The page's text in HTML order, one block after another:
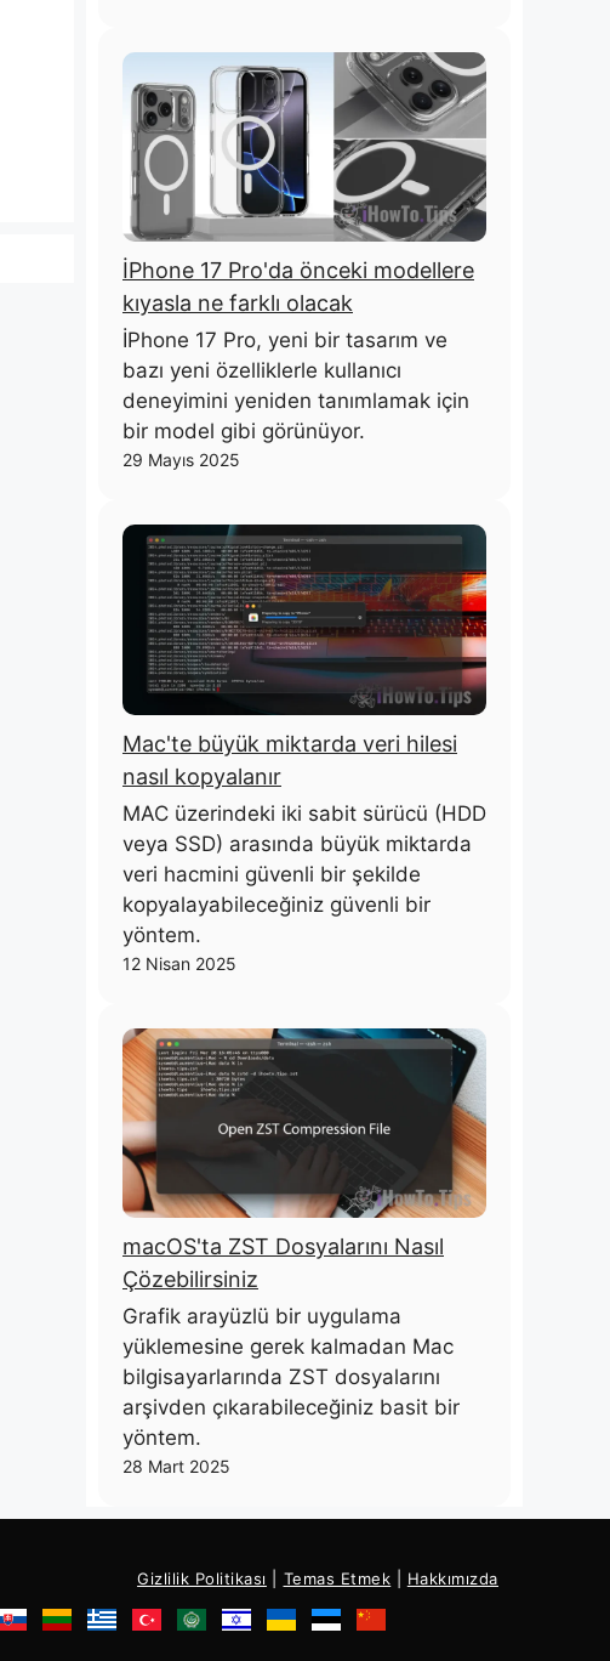
İPhone 17 Pro'da önceki modellere
kıyasla ne farklı olacak
İPhone 17 Pro, yeni bir tasarım ve
bazı yeni özelliklerle kullanıcı
deneyimini yeniden tanımlamak için
bir model gibi görünüyor.
29 Mayıs 2025
Mac'te büyük miktarda veri hilesi
nasıl kopyalanır
MAC üzerindeki iki sabit sürücü (HDD
veya SSD) arasında büyük miktarda
veri hacmini güvenli bir şekilde
kopyalayabileceğiniz güvenli bir
yöntem.
12 Nisan 2025
macOS'ta ZST Dosyalarını Nasıl
Çözebilirsiniz
Grafik arayüzlü bir uygulama
yüklemesine gerek kalmadan Mac
bilgisayarlarında ZST dosyalarını
arşivden çıkarabileceğiniz basit bir
yöntem.
28 Mart 2025
Gizlilik Politikası Temas Etmek Hakkımızda